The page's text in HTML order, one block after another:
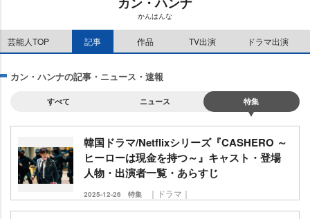
かんはんな
芸能人TOP 記事 作品 TV出演 ドラマ出演
カン・ハンナの記事・ニュース・速報
すべて ニュース 特集
韓国ドラマ/Netflixシリーズ『CASHERO ～
ヒーローは現金を持つ～』キャスト・登場
人物・出演者一覧・あらすじ
2025-12-26 特集 ｜ドラマ｜